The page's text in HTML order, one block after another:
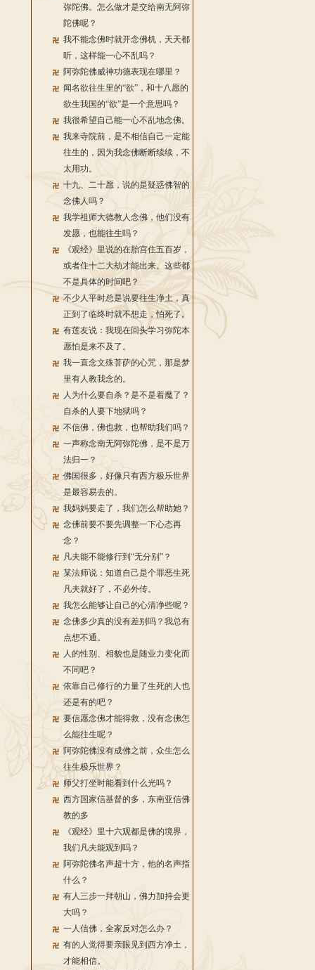
弥陀佛。怎么做才是交给南无阿弥
陀佛呢？
我不能念佛时就开念佛机，天天都
听，这样能一心不乱吗？
阿弥陀佛威神功德表现在哪里？
闻名欲往生里的“欲”，和十八愿的
欲生我国的“欲”是一个意思吗？
我很希望自己能一心不乱地念佛。
我来寺院前，是不相信自己一定能
往生的，因为我念佛断断续续，不
太用功。
十九、二十愿，说的是疑惑佛智的
念佛人吗？
我学祖师大德教人念佛，他们没有
发愿，也能往生吗？
《观经》里说的在胎宫住五百岁，
或者住十二大劫才能出来。这些都
不是具体的时间吧？
不少人平时总是说要往生净土，真
正到了临终时就不想走，怕死了。
有莲友说：我现在回头学习弥陀本
愿怕是来不及了。
我一直念文殊菩萨的心咒，那是梦
里有人教我念的。
人为什么要自杀？是不是着魔了？
自杀的人要下地狱吗？
不信佛，佛也救，也帮助我们吗？
一声称念南无阿弥陀佛，是不是万
法归一？
佛国很多，好像只有西方极乐世界
是最容易去的。
我妈妈要走了，我们怎么帮助她？
念佛前要不要先调整一下心态再
念？
凡夫能不能修行到“无分别”？
某法师说：知道自己是个罪恶生死
凡夫就好了，不必外传。
我怎么能够让自己的心清净些呢？
念佛多少真的没有差别吗？我总有
点想不通。
人的性别、相貌也是随业力变化而
不同吧？
依靠自己修行的力量了生死的人也
还是有的吧？
要信愿念佛才能得救，没有念佛怎
么能往生呢？
阿弥陀佛没有成佛之前，众生怎么
往生极乐世界？
师父打坐时能看到什么光吗？
西方国家信基督的多，东南亚信佛
教的多
《观经》里十六观都是佛的境界，
我们凡夫能观到吗？
阿弥陀佛名声超十方，他的名声指
什么？
有人三步一拜朝山，佛力加持会更
大吗？
一人信佛，全家反对怎么办？
有的人觉得要亲眼见到西方净土，
才能相信。